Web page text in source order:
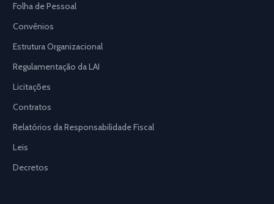
Folha de Pessoal
Convênios
Estrutura Organizacional
Regulamentação da LAI
Licitações
Contratos
Relatórios da Responsabilidade Fiscal
Leis
Decretos